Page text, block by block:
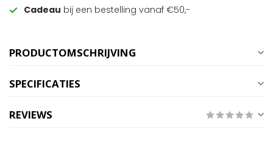
Cadeau bij een bestelling vanaf €50,-
PRODUCTOMSCHRIJVING
SPECIFICATIES
REVIEWS